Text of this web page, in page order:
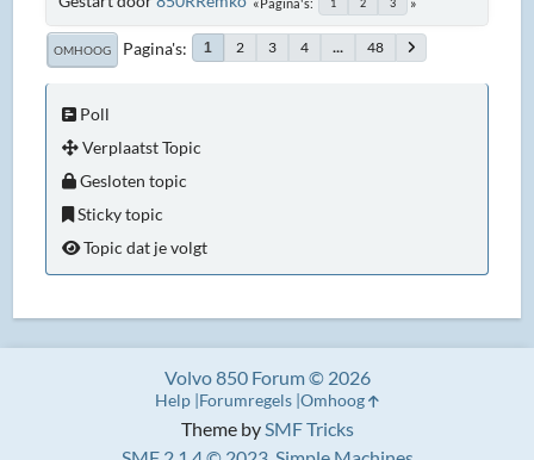
OMHOOG Pagina's 1 2 3 4 ... 48
Poll
Verplaatst Topic
Gesloten topic
Sticky topic
Topic dat je volgt
Theme bySMF Tricks
Volvo 850 Forum © 2026
Help Forumregels Omhoog